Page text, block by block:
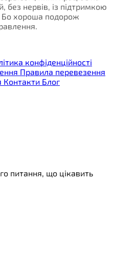
без нервів, із підтримкою
Бо хороша подорож
конфіденційності
Правила перевезення
Контакти Блог
питання, що цікавить